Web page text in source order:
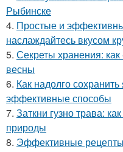
Рыбинске
4. Простые и
наслаждайтесь вкусом
5. Секреты хранения:
весны
6. Как надолго
эффективные способы
7. Заткни гузно трава:
природы
8. Эффективные